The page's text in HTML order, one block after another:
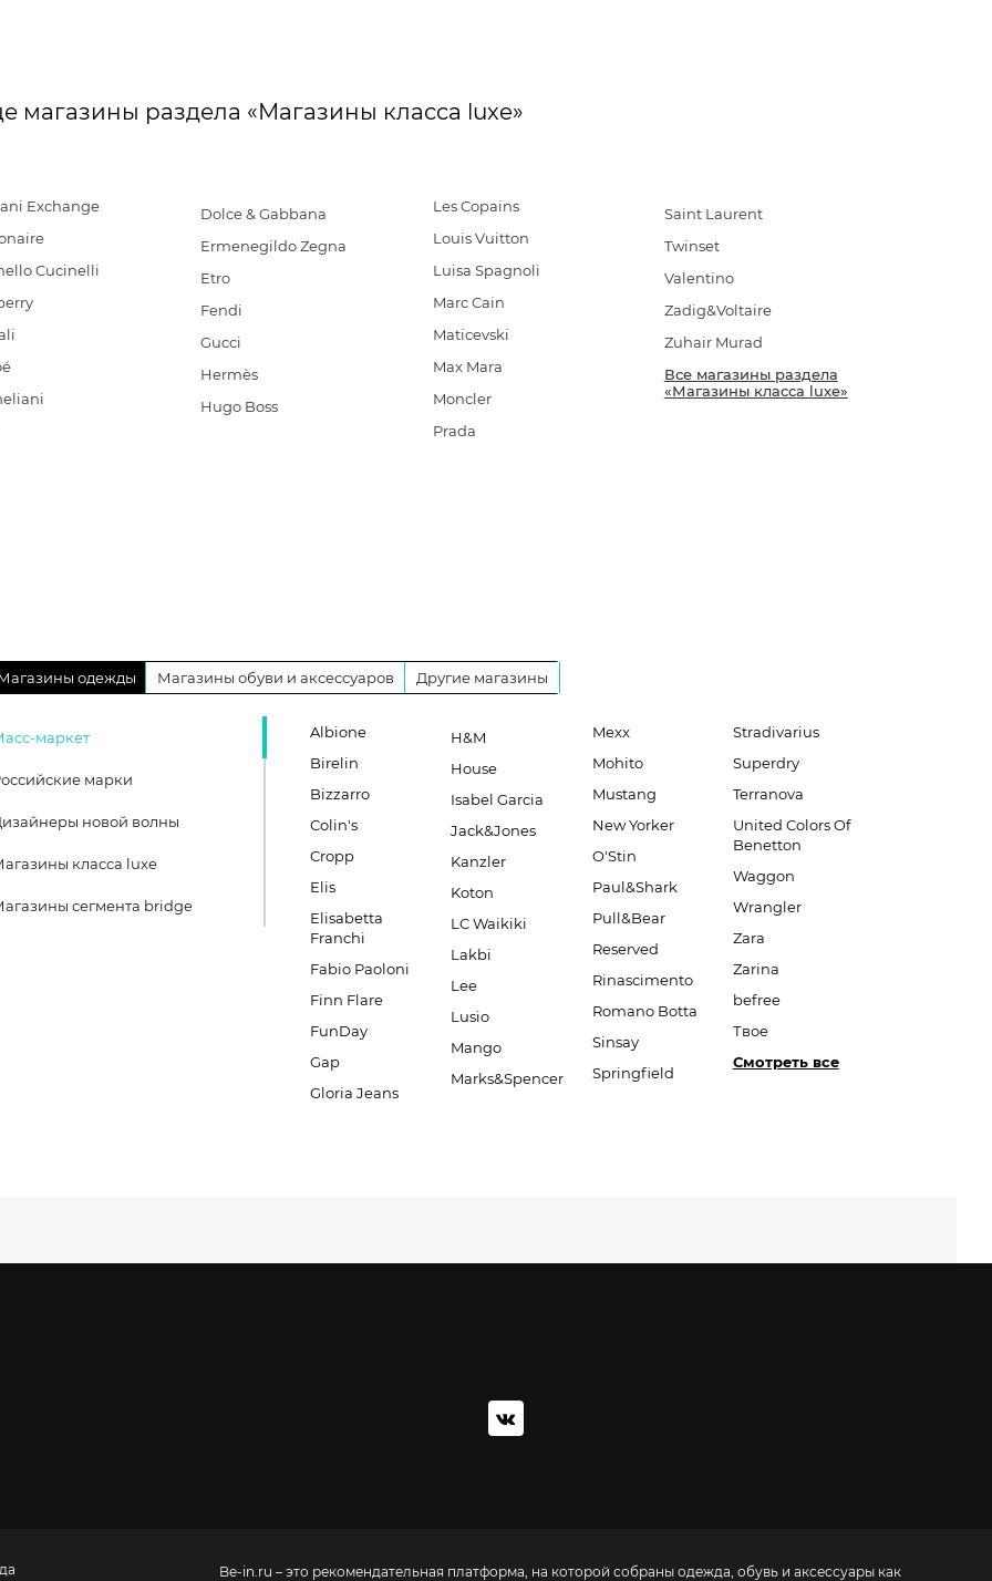
магазины раздела «Магазины класса luxe»
Exchange
Cucinelli
Dolce & Gabbana
Ermenegildo Zegna
Etro
Fendi
Gucci
Hermès
Hugo Boss
Les Copains
Louis Vuitton
Luisa Spagnoli
Marc Cain
Maticevski
Max Mara
Moncler
Prada
Saint Laurent
Twinset
Valentino
Zadig&Voltaire
Zuhair Murad
Все магазины раздела
«Магазины класса luxe»
одежды Магазины обуви и аксессуаров Другие магазины
маркет
марки
новой волны
класса luxe
сегмента bridge
Albione
Birelin
Bizzarro
Colin's
Cropp
Elis
Elisabetta
Franchi
Fabio Paoloni
Finn Flare
FunDay
Gap
Gloria Jeans
H&M
House
Isabel Garcia
Jack&Jones
Kanzler
Koton
LC Waikiki
Lakbi
Lee
Lusio
Mango
Marks&Spencer
Mexx
Mohito
Mustang
New Yorker
O'Stin
Paul&Shark
Pull&Bear
Reserved
Rinascimento
Romano Botta
Sinsay
Springfield
Stradivarius
Superdry
Terranova
United Colors Of
Benetton
Waggon
Wrangler
Zara
Zarina
befree
Твое
Смотреть все
Be-in.ru – это рекомендательная платформа, на которой собраны одежда, обувь и аксессуары как